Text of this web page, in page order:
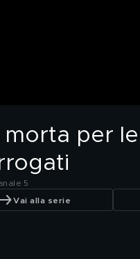
morta per
5
Vai alla serie